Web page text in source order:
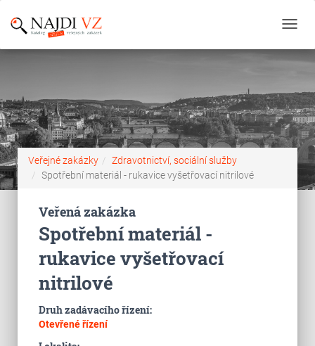
Veřejné zakázky
Zdravotnictví, sociální služby
Spotřební materiál - rukavice vyšetřovací nitrilové
Veřená zakázka
Spotřební materiál -
rukavice vyšetřovací
nitrilové
Druh zadávacího řízení:
Otevřené řízení